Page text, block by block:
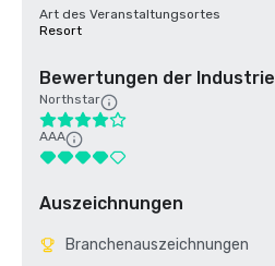
Art des Veranstaltungsortes
Resort
Bewertungen der Industrie
Northstar
AAA
Auszeichnungen
Branchenauszeichnungen